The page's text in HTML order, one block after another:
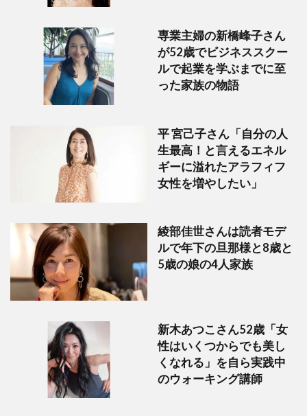
専業主婦の新橋峰子さん
が52歳でビジネススクー
ルで起業を学ぶまでに至
った家族の物語
平 宮己子さん「自分の人
生最高！と言えるエネル
ギーに溢れたアラフィフ
女性を増やしたい」
綾部佳世さんは読者モデ
ルで年下の旦那様と8歳と
5歳の娘の4人家族
新木あつこさん52歳「女
性はいくつからでも美し
くなれる」を自ら実践中
のウォーキング講師